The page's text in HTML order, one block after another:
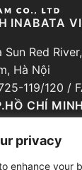
privacy
enhance your
INABATA
Red
Hà Nội
119/120 /
CHÍ MINH
2, Cao ốc
Thành, TP.Hồ